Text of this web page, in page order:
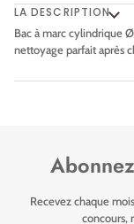
LA DESCRIPTION
Bac à marc cylindrique
nettoyage parfait après
Recevez chaque
concours,